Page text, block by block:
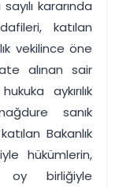
kararında
katılan
vekilince öne
alınan sair
aykırılık
sanık
Bakanlık
hükümlerin,
oy birliğiyle